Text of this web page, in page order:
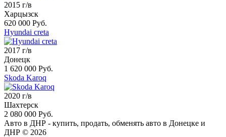
2015 г/в
Харцызск
620 000 Руб.
Hyundai creta
2017 г/в
Донецк
1 620 000 Руб.
Skoda Karoq
2020 г/в
Шахтерск
2 080 000 Руб.
Авто в ДНР - купить, продать, обменять авто в Донецке и
ДНР © 2026